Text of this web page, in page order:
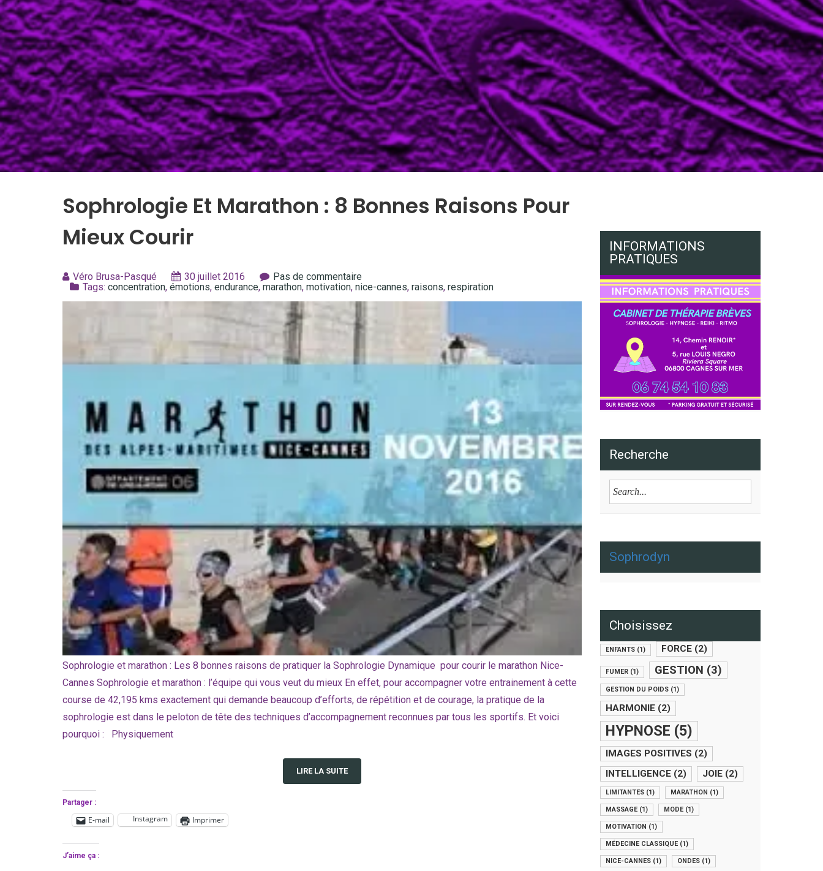
Sophrologie Et Marathon : 8 Bonnes Raisons Pour
Mieux Courir
Véro Brusa-Pasqué 30 juillet 2016
Pas de commentaire
Tags: concentration, émotions, endurance, marathon, motivation, nice-cannes, raisons, respiration
Sophrologie et marathon : Les 8 bonnes raisons de pratiquer la Sophrologie Dynamique pour courir le marathon Nice-
Cannes Sophrologie et marathon : l’équipe qui vous veut du mieux En effet, pour accompagner votre entrainement à cette
course de 42,195 kms exactement qui demande beaucoup d’efforts, de répétition et de courage, la pratique de la
sophrologie est dans le peloton de tête des techniques d’accompagnement reconnues par tous les sportifs. Et voici
pourquoi : Physiquement
LIRE LA SUITE
Partager :
E-mail Instagram Imprimer
J’aime ça :
INFORMATIONS
PRATIQUES
Recherche
Sophrodyn
Choisissez
ENFANTS(1) FORCE(2)
FUMER(1) GESTION (3)
GESTION DU POIDS(1)
HARMONIE(2)
HYPNOSE (5)
IMAGES POSITIVES (2)
INTELLIGENCE(2) JOIE(2)
LIMITANTES(1) MARATHON (1)
MASSAGE(1) MODE(1)
MOTIVATION (1)
MÉDECINE CLASSIQUE(1)
NICE-CANNES(1) ONDES(1)